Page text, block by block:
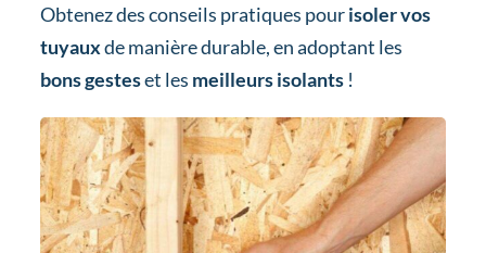
Obtenez des conseils pratiques pourisoler vos
tuyauxde manière durable, en adoptant les
bons gesteset les meilleurs isolants!